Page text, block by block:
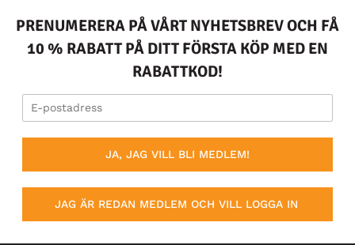
PRENUMERERA PÅ VÅRT NYHETSBREV OCH FÅ
10 % RABATT PÅ DITT FÖRSTA KÖP MED EN
RABATTKOD!
JA, JAG VILL BLI MEDLEM!
JAG ÄR REDAN MEDLEM OCH VILL LOGGA IN